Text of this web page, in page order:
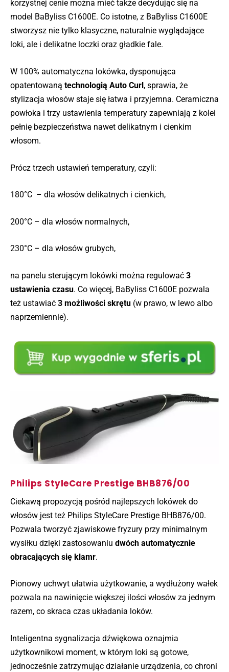
korzystnej cenie można mieć także decydując się na
model BaByliss C1600E. Co istotne, z BaByliss C1600E
stworzysz nie tylko klasyczne, naturalnie wyglądające
loki, ale i delikatne loczki oraz gładkie fale.
W 100% automatyczna lokówka, dysponująca
opatentowaną technologią Auto Curl, sprawia, że
stylizacja włosów staje się łatwa i przyjemna. Ceramiczna
powłoka i trzy ustawienia temperatury zapewniają z kolei
pełnię bezpieczeństwa nawet delikatnym i cienkim
włosom.
Prócz trzech ustawień temperatury, czyli:
180°C – dla włosów delikatnych i cienkich,
200°C – dla włosów normalnych,
230°C – dla włosów grubych,
na panelu sterującym lokówki można regulować 3
ustawienia czasu. Co więcej, BaByliss C1600E pozwala
też ustawiać 3 możliwości skrętu (w prawo, w lewo albo
naprzemiennie).
Philips StyleCare Prestige BHB876/00
Ciekawą propozycją pośród najlepszych lokówek do
włosów jest też Philips StyleCare Prestige BHB876/00.
Pozwala tworzyć zjawiskowe fryzury przy minimalnym
wysiłku dzięki zastosowaniu dwóch automatycznie
obracających się klamr.
Pionowy uchwyt ułatwia użytkowanie, a wydłużony wałek
pozwala na nawinięcie większej ilości włosów za jednym
razem, co skraca czas układania loków.
Inteligentna sygnalizacja dźwiękowa oznajmia
użytkownikowi moment, w którym loki są gotowe,
jednocześnie zatrzymując działanie urządzenia, co chroni